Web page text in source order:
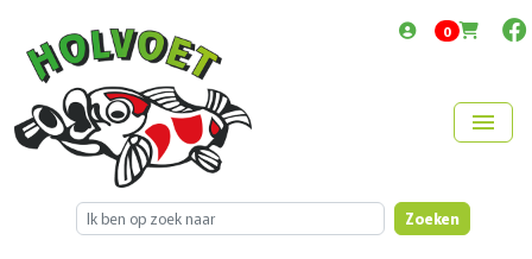
0items in cart
menu
Zoeken